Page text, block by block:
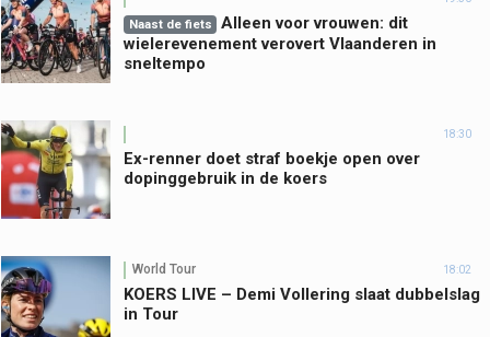
Naast de fiets
Alleen voor vrouwen: dit
wielerevenement verovert Vlaanderen in
sneltempo
18:30
Ex-renner doet straf boekje open over
dopinggebruik in de koers
World Tour 18:02
KOERS LIVE – Demi Vollering slaat dubbelslag
in Tour